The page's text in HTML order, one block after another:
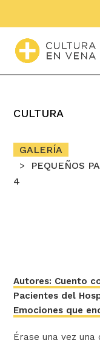
CULTURA
GALERÍA
PEQUEÑOS
4
Autores: Cuento
Pacientes del
Emociones que
Érase una vez